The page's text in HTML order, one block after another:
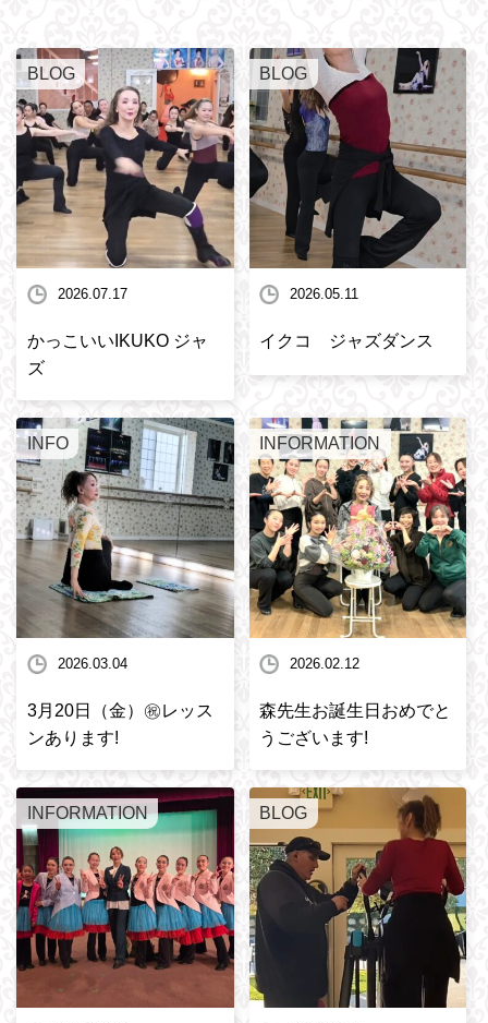
BLOG
2026.07.17
かっこいいIKUKO ジャ
ズ
BLOG
2026.05.11
イクコ ジャズダンス
INFO
2026.03.04
3月20日（金）㊗️レッス
ンあります!
INFORMATION
2026.02.12
森先生お誕生日おめでと
うございます!
INFORMATION BLOG